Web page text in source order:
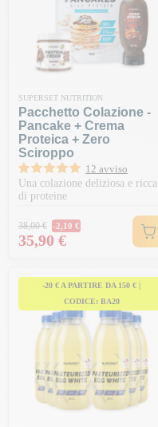
SUPERSET NUTRITION
Pacchetto Colazione -
Pancake + Crema
Proteica + Zero
Sciroppo
12 avviso
Una colazione deliziosa e ricca
di proteine
Prezzo normale
38,00 € -2,10 €
Prezzo
35,90 €
-20 € A PARTIRE DA 150 € |
CODICE: BA20